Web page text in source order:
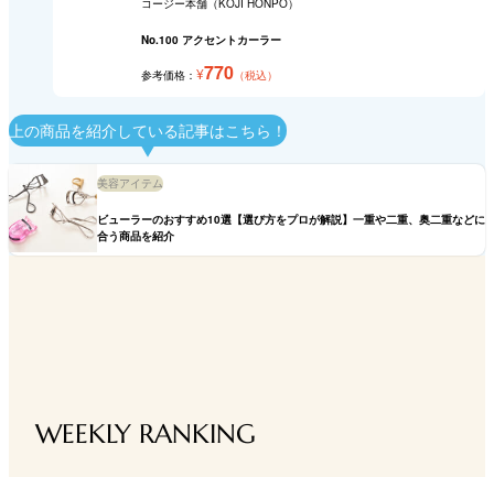
No.100 アクセントカーラー
参考価格： ¥770 （税込）
上の商品を紹介している記事はこちら！
美容アイテム
ビューラーのおすすめ10選【選び方をプロが解説】一重や二重、奥二重などに
合う商品を紹介
WEEKLY RANKING